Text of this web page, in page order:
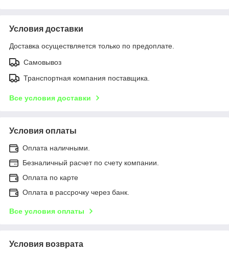
Условия доставки
Доставка осуществляется только по предоплате.
Самовывоз
Транспортная компания поставщика.
Все условия доставки
Условия оплаты
Оплата наличными.
Безналичный расчет по счету компании.
Оплата по карте
Оплата в рассрочку через банк.
Все условия оплаты
Условия возврата